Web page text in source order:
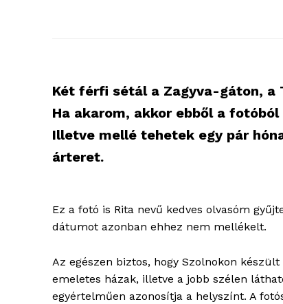
Két férfi sétál a Zagyva-gáton, a
Ha akarom, akkor ebből a
Illetve mellé tehetek egy pár
árteret.
Ez a fotó is Rita nevű kedves olvasóm
dátumot azonban ehhez nem mellékelt.
Az egészen biztos, hogy Szolnokon
emeletes házak, illetve a jobb szélen
egyértelműen azonosítja a helyszínt. A